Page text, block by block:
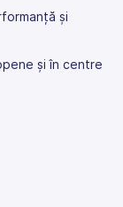
și
și în centre